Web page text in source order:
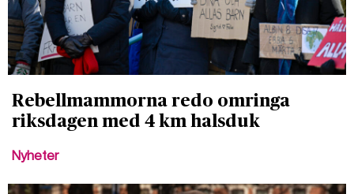
Rebellmammorna redo omringa
riksdagen med 4 km halsduk
Nyheter